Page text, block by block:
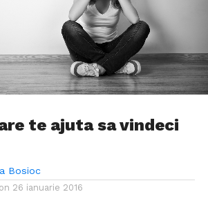
te ajuta sa vindeci
Bosioc
26 ianuarie 2016